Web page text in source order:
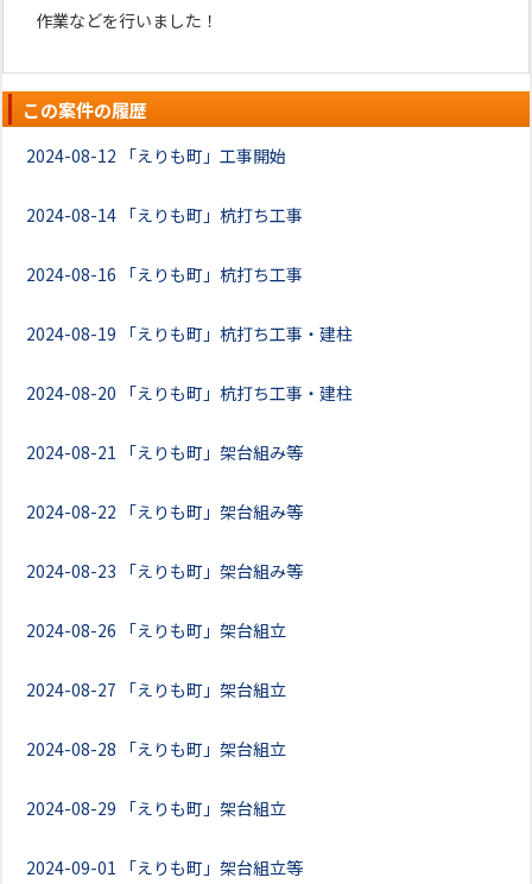
作業などを行いました！
この案件の履歴
2024-08-12 「えりも町」工事開始
2024-08-14 「えりも町」杭打ち工事
2024-08-16 「えりも町」杭打ち工事
2024-08-19 「えりも町」杭打ち工事・建柱
2024-08-20 「えりも町」杭打ち工事・建柱
2024-08-21 「えりも町」架台組み等
2024-08-22 「えりも町」架台組み等
2024-08-23 「えりも町」架台組み等
2024-08-26 「えりも町」架台組立
2024-08-27 「えりも町」架台組立
2024-08-28 「えりも町」架台組立
2024-08-29 「えりも町」架台組立
2024-09-01 「えりも町」架台組立等